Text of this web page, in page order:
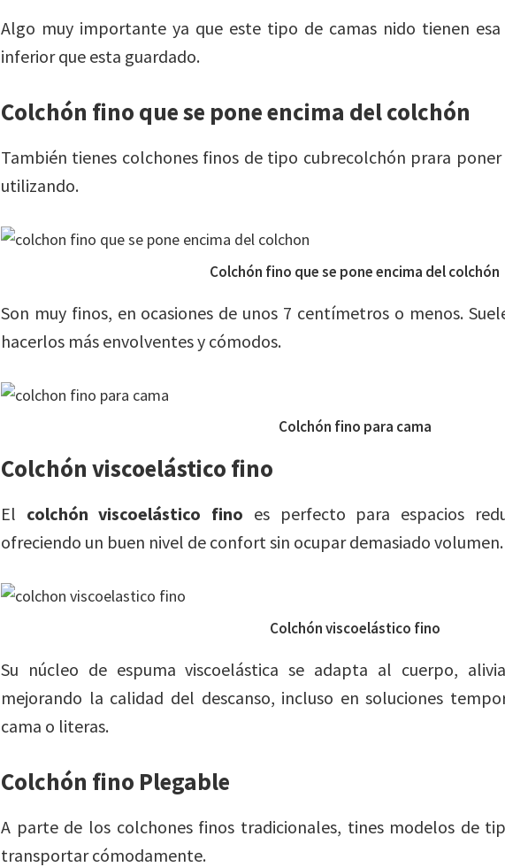
Algo muy importante ya que este tipo de camas nido tienen
inferior que esta guardado.
Colchón fino que se pone encima del colchón
También tienes colchones finos de tipo cubrecolchón prara
utilizando.
Colchón fino que se pone encima del colchón
Son muy finos, en ocasiones de unos 7 centímetros o menos.
hacerlos más envolventes y cómodos.
Colchón fino para cama
Colchón viscoelástico fino
El colchón viscoelástico fino es perfecto para espacios
ofreciendo un buen nivel de confort sin ocupar demasiado volumen.
Colchón viscoelástico fino
Su núcleo de espuma viscoelástica se adapta al cuerpo,
mejorando la calidad del descanso, incluso en soluciones
cama o literas.
Colchón fino Plegable
A parte de los colchones finos tradicionales, tines modelos de
transportar cómodamente.